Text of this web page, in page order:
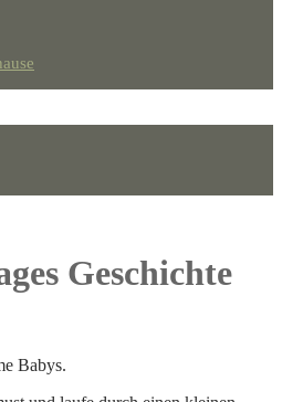
Geschichte
Babys.